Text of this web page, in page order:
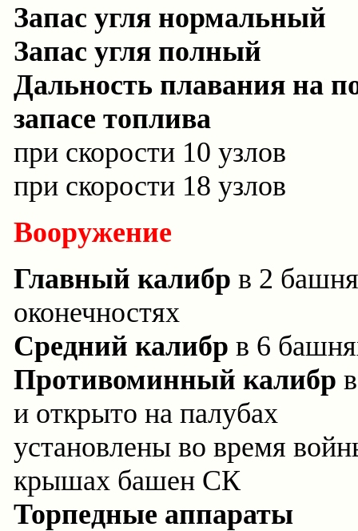
Запас угля нормальный
Запас угля полный
Дальность плавания на
запасе топлива
при скорости 10 узлов
при скорости 18 узлов
Вооружение
Главный калибр в 2
оконечностях
Средний калибр в 6
Противоминный калибр
и открыто на палубах
установлены во время
крышах башен СК
Торпедные аппараты